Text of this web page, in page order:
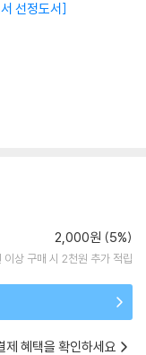
선정도서
2,000원 (5%)
이상 구매 시 2천원 추가 적립
제 혜택을 확인하세요